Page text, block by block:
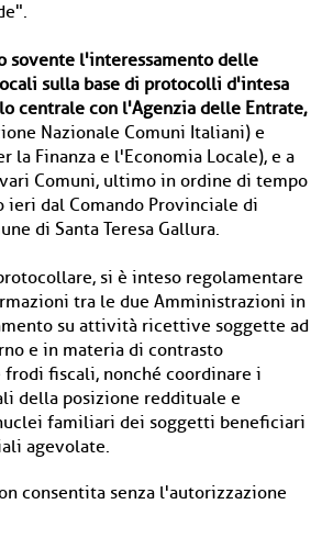
sovente l'interessamento delle
sulla base di protocolli d'intesa
centrale con l'Agenzia delle Entrate,
Nazionale Comuni Italiani) e
la Finanza e l'Economia Locale), e a
Comuni, ultimo in ordine di tempo
dal Comando Provinciale di
di Santa Teresa Gallura.
si è inteso regolamentare
tra le due Amministrazioni in
su attività ricettive soggette ad
e in materia di contrasto
fiscali, nonché coordinare i
della posizione reddituale e
familiari dei soggetti beneficiari
agevolate.
consentita senza l'autorizzazione